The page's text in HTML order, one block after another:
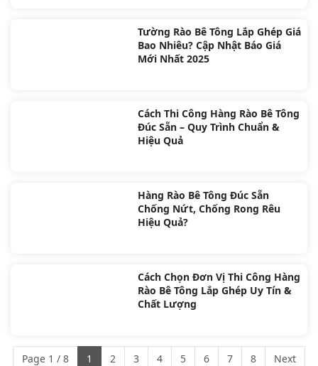
Tường Rào Bê Tông Lắp Ghép Giá
Bao Nhiêu? Cập Nhật Báo Giá
Mới Nhất 2025
Cách Thi Công Hàng Rào Bê Tông
Đúc Sẵn – Quy Trình Chuẩn &
Hiệu Quả
Hàng Rào Bê Tông Đúc Sẵn
Chống Nứt, Chống Rong Rêu
Hiệu Quả?
Cách Chọn Đơn Vị Thi Công Hàng
Rào Bê Tông Lắp Ghép Uy Tín &
Chất Lượng
Page 1 / 8 1 2 3 4 5 6 7 8
Next